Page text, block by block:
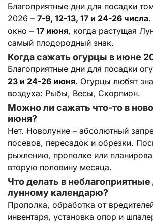
Благоприятные дни для посадки
2026 – 7-9, 12-13, 17 и 24-26 числа.
окно – 17 июня, когда растущая
самый плодородный знак.
Когда сажать огурцы в июне
Благоприятные дни для посадки
23 и 24-26 июня. Огурцы любят
воздуха: Рыбы, Весы, Скорпион.
Можно ли сажать что-то в
июня?
Нет. Новолуние – абсолютный
посевов, пересадок и обрезки.
рыхлению, прополке или
вторую половину месяца.
Что делать в
лунному календарю?
Прополка, обработка от
инвентаря, установка опор и